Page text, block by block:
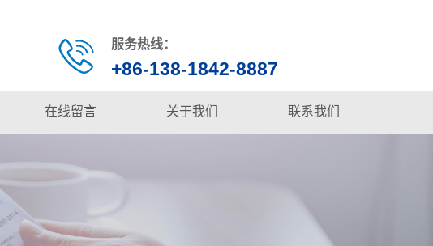
服务热线：
+86-138-1842-8887
在线留言 关于我们 联系我们